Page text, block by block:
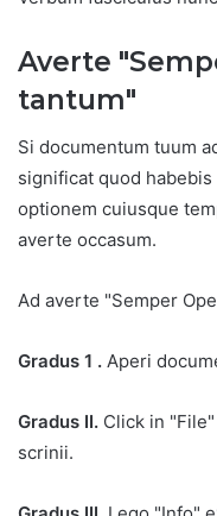
Averte
tantum"
Si documentum tuum
significat quod
optionem cuiusque
averte occasum.
Ad averte "Semper
Gradus 1 . Aperi
Gradus II. Click in
scrinii.